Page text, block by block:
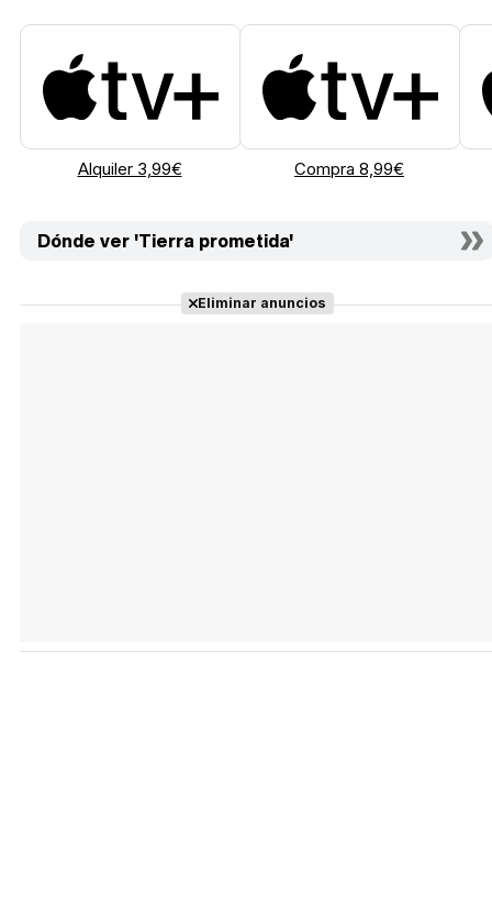
Alquiler 3,99€ Compra 8,99€
Dónde ver 'Tierra prometida'
Eliminar anuncios